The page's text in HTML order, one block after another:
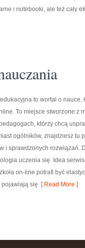
i notebooki, ale też cały
to wortal o
To miejsce stworzone z
którzy chcą
ogólników, znajdziesz tu
i sprawdzonych rozwiązań.
uczenia się. Idea
on-line potrafi być
pojawiają się [ Read More ]